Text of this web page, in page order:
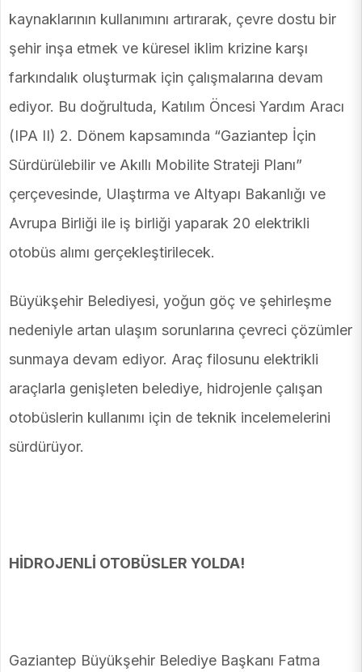
kaynaklarının kullanımını artırarak, çevre dostu bir
şehir inşa etmek ve küresel iklim krizine karşı
farkındalık oluşturmak için çalışmalarına devam
ediyor. Bu doğrultuda, Katılım Öncesi Yardım Aracı
(IPA II) 2. Dönem kapsamında “Gaziantep İçin
Sürdürülebilir ve Akıllı Mobilite Strateji Planı”
çerçevesinde, Ulaştırma ve Altyapı Bakanlığı ve
Avrupa Birliği ile iş birliği yaparak 20 elektrikli
otobüs alımı gerçekleştirilecek.
Büyükşehir Belediyesi, yoğun göç ve şehirleşme
nedeniyle artan ulaşım sorunlarına çevreci çözümler
sunmaya devam ediyor. Araç filosunu elektrikli
araçlarla genişleten belediye, hidrojenle çalışan
otobüslerin kullanımı için de teknik incelemelerini
sürdürüyor.
HİDROJENLİ OTOBÜSLER YOLDA!
Gaziantep Büyükşehir Belediye Başkanı Fatma